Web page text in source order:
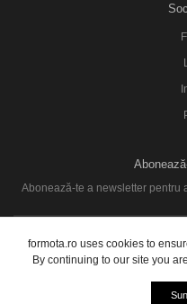
Abonează-te a newsletter pentru
© 2026 formota.
formota.ro uses cookies to
By continuing to our site you